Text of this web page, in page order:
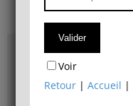
Accès & plans
Bibliothèque du
Voir
Retour |Accueil |